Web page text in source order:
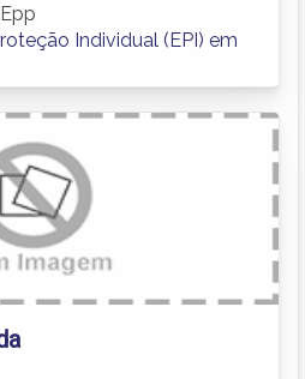
Individual (EPI) em